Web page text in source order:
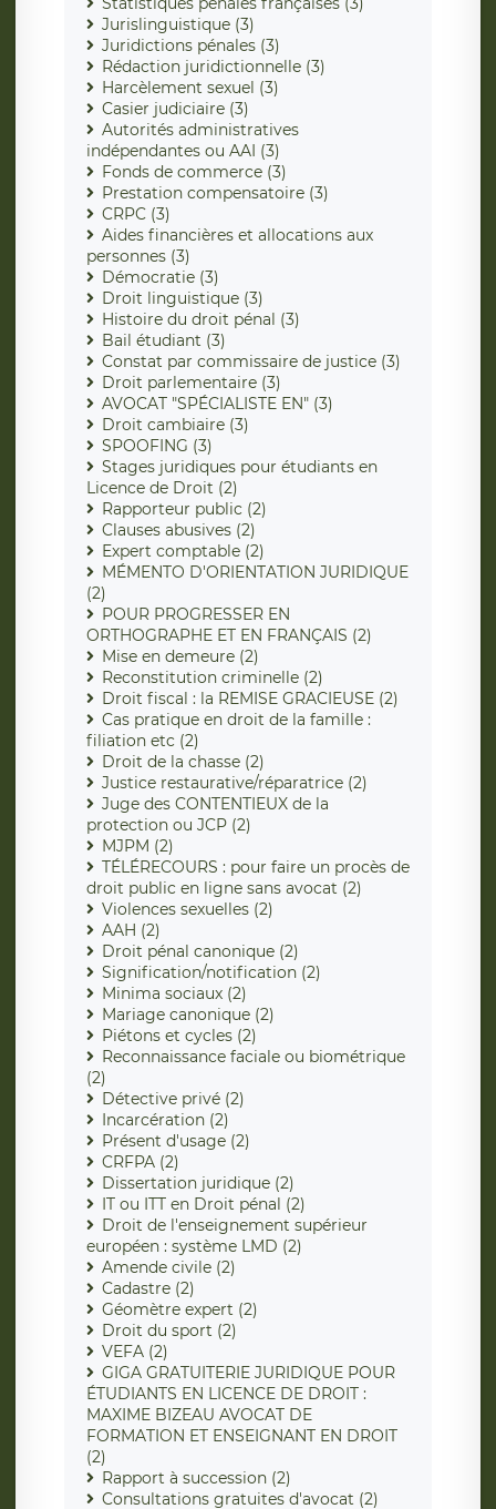
Jurislinguistique (3)
Juridictions pénales (3)
Rédaction juridictionnelle (3)
Harcèlement sexuel (3)
Casier judiciaire (3)
Autorités administratives
indépendantes ou AAI (3)
Fonds de commerce (3)
Prestation compensatoire (3)
CRPC (3)
Aides financières et allocations aux
personnes (3)
Démocratie (3)
Droit linguistique (3)
Histoire du droit pénal (3)
Bail étudiant (3)
Constat par commissaire de justice (3)
Droit parlementaire (3)
AVOCAT "SPÉCIALISTE EN" (3)
Droit cambiaire (3)
SPOOFING (3)
Stages juridiques pour étudiants en
Licence de Droit (2)
Rapporteur public (2)
Clauses abusives (2)
Expert comptable (2)
MÉMENTO D'ORIENTATION JURIDIQUE
(2)
POUR PROGRESSER EN
ORTHOGRAPHE ET EN FRANÇAIS (2)
Mise en demeure (2)
Reconstitution criminelle (2)
Droit fiscal : la REMISE GRACIEUSE (2)
Cas pratique en droit de la famille :
filiation etc (2)
Droit de la chasse (2)
Justice restaurative/réparatrice (2)
Juge des CONTENTIEUX de la
protection ou JCP (2)
MJPM (2)
TÉLÉRECOURS : pour faire un procès de
droit public en ligne sans avocat (2)
Violences sexuelles (2)
AAH (2)
Droit pénal canonique (2)
Signification/notification (2)
Minima sociaux (2)
Mariage canonique (2)
Piétons et cycles (2)
Reconnaissance faciale ou biométrique
(2)
Détective privé (2)
Incarcération (2)
Présent d'usage (2)
CRFPA (2)
Dissertation juridique (2)
IT ou ITT en Droit pénal (2)
Droit de l'enseignement supérieur
européen : système LMD (2)
Amende civile (2)
Cadastre (2)
Géomètre expert (2)
Droit du sport (2)
VEFA (2)
GIGA GRATUITERIE JURIDIQUE POUR
ÉTUDIANTS EN LICENCE DE DROIT :
MAXIME BIZEAU AVOCAT DE
FORMATION ET ENSEIGNANT EN DROIT
(2)
Rapport à succession (2)
Consultations gratuites d'avocat (2)